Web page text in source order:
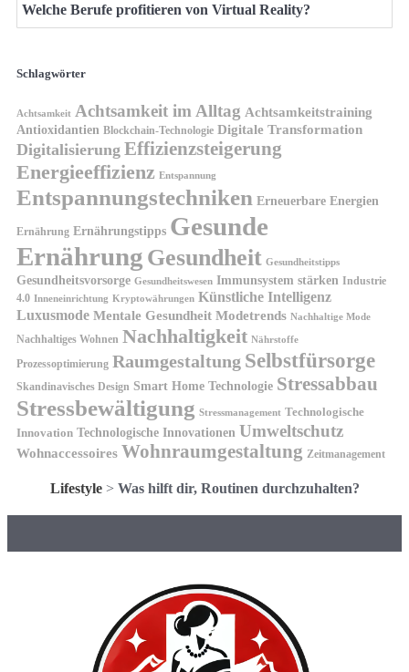
Welche Berufe profitieren von Virtual Reality?
Schlagwörter
Achtsamkeit Achtsamkeit im Alltag Achtsamkeitstraining
Antioxidantien Blockchain-Technologie Digitale Transformation
Digitalisierung Effizienzsteigerung
Energieeffizienz Entspannung
Entspannungstechniken Erneuerbare Energien
Ernährung Ernährungstipps Gesunde
Ernährung Gesundheit Gesundheitstipps
Gesundheitsvorsorge Gesundheitswesen Immunsystem stärken Industrie
4.0 Inneneinrichtung Kryptowährungen Künstliche Intelligenz
Luxusmode Mentale Gesundheit Modetrends Nachhaltige Mode
Nachhaltiges Wohnen Nachhaltigkeit Nährstoffe
Prozessoptimierung Raumgestaltung Selbstfürsorge
Skandinavisches Design Smart Home Technologie Stressabbau
Stressbewältigung Stressmanagement Technologische
Innovation Technologische Innovationen Umweltschutz
Wohnaccessoires Wohnraumgestaltung Zeitmanagement
Lifestyle> Was hilft dir, Routinen durchzuhalten?